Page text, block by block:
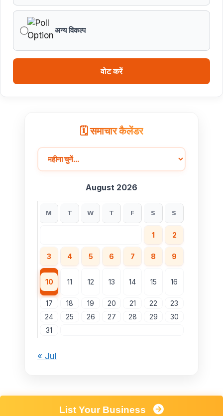
अन्य विकल्प
वोट करें
🗓️ समाचार कैलेंडर
August 2026
M T W T F S S
1 2
3 4 5 6 7 8 9
10 11 12 13 14 15 16
17 18 19 20 21 22
23
24
25 26 27 28 29
30
31
« Jul
List Your Business